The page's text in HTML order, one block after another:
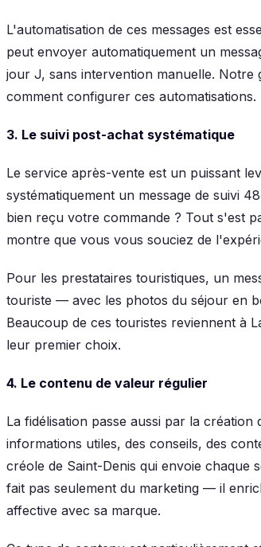
L'automatisation de ces messages est
peut envoyer automatiquement un
jour J, sans intervention manuelle. Notre
comment configurer ces automatisations.
3. Le suivi post-achat systématique
Le service après-vente est un puissant
systématiquement un message de suivi
bien reçu votre commande ? Tout s'est
montre que vous vous souciez de
Pour les prestataires touristiques, un
touriste — avec les photos du séjour en
Beaucoup de ces touristes reviennent à
leur premier choix.
4. Le contenu de valeur régulier
La fidélisation passe aussi par la
informations utiles, des conseils, des
créole de Saint-Denis qui envoie chaque
fait pas seulement du marketing — il
affective avec sa marque.